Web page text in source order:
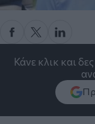
Κάνε κλικ και